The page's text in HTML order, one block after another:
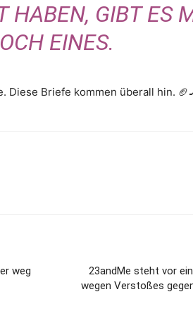
HABEN, GIBT ES
EINES.
Diese Briefe kommen überall hin.
weg
23andMe steht vor
wegen Verstoßes